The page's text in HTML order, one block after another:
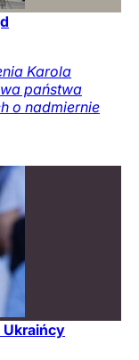
Karola
państwa
o nadmiernie
Ukraińcy